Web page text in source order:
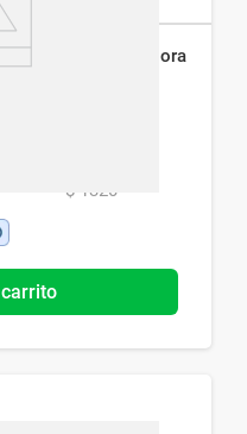
Probioticos Kaia Flora
$ 1320